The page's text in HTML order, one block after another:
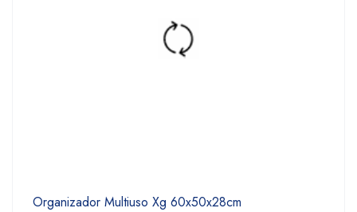
Organizador Multiuso Xg 60x50x28cm